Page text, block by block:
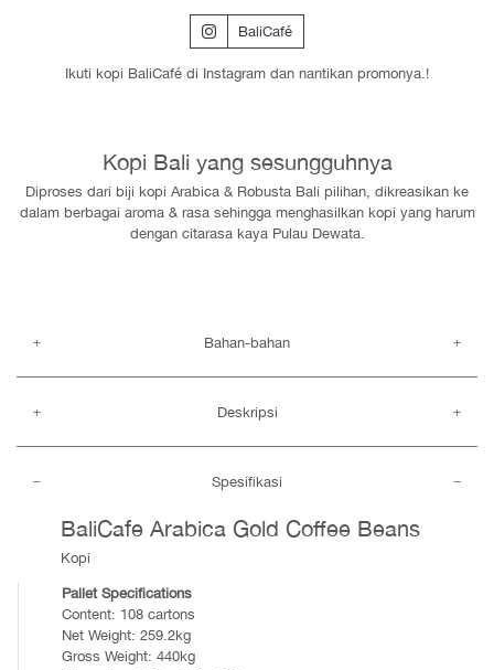
BaliCafé
Ikuti kopi BaliCafé di Instagram dan nantikan promonya.!
Kopi Bali yang sesungguhnya
Diproses dari biji kopi Arabica & Robusta Bali pilihan, dikreasikan ke
dalam berbagai aroma & rasa sehingga menghasilkan kopi yang harum
dengan citarasa kaya Pulau Dewata.
Bahan-bahan
Deskripsi
Spesifikasi
BaliCafe Arabica Gold Coffee Beans
Kopi
Pallet Specifications
Content: 108 cartons
Net Weight: 259.2kg
Gross Weight: 440kg